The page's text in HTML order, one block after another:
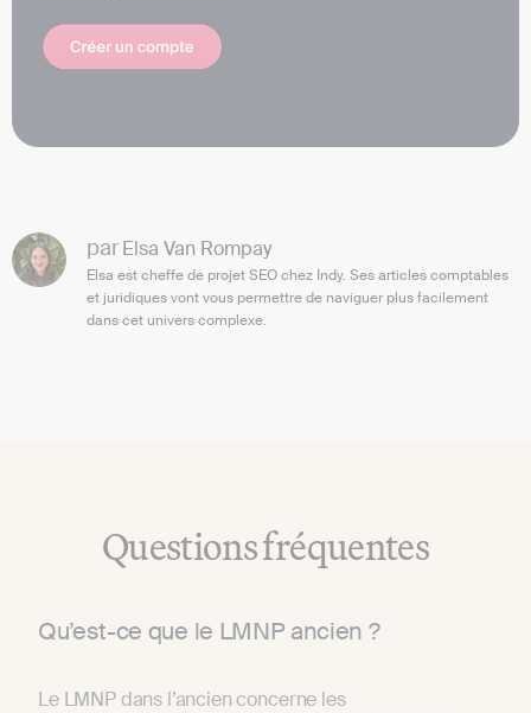
parElsa Van Rompay
Elsa est cheffe de projet SEO chez Indy. Ses articles comptables
et juridiques vont vous permettre de naviguer plus facilement
dans cet univers complexe.
Questions fréquentes
Qu’est-ce que le LMNP ancien ?
Le LMNP dans l’ancien concerne les